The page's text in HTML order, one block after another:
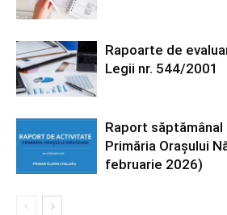
Rapoarte de
Legii nr. 544/2001
Raport
Primăria Orașului
februarie 2026)